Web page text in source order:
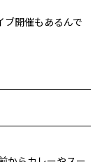
ブ開催もあるんで